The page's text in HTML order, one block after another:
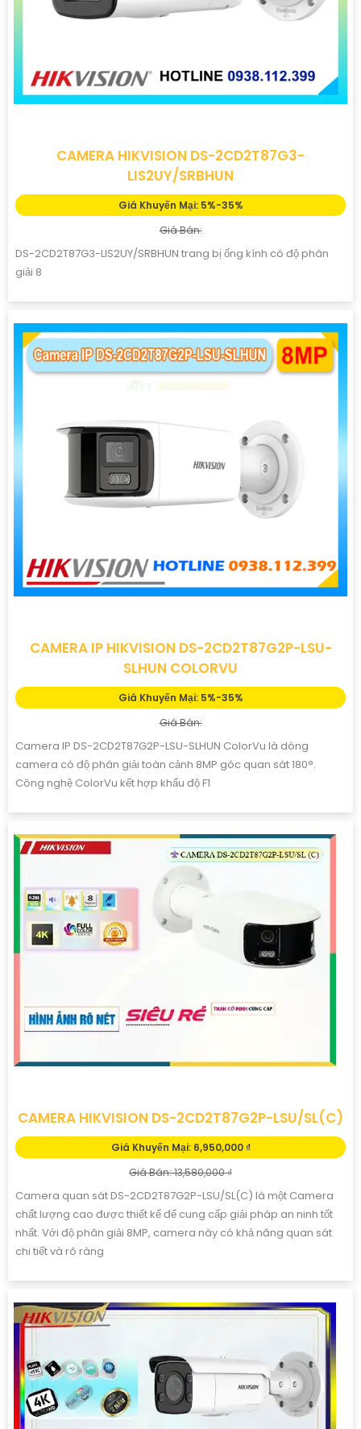
CAMERA HIKVISION DS-2CD2T87G3-
LIS2UY/SRBHUN
Giá Khuyến Mại: 5%-35%
Giá Bán:
DS-2CD2T87G3-LIS2UY/SRBHUN trang bị ống kính có độ phân
giải 8
CAMERA IP HIKVISION DS-2CD2T87G2P-LSU-
SLHUN COLORVU
Giá Khuyến Mại: 5%-35%
Giá Bán:
Camera IP DS-2CD2T87G2P-LSU-SLHUN ColorVu là dòng
camera có độ phân giải toàn cảnh 8MP góc quan sát 180°.
Công nghệ ColorVu kết hợp khẩu độ F1
CAMERA HIKVISION DS-2CD2T87G2P-LSU/SL(C)
Giá Khuyến Mại: 6,950,000 ₫
Giá Bán: 13,580,000 ₫
Camera quan sát DS-2CD2T87G2P-LSU/SL(C) là một Camera
chất lượng cao được thiết kế để cung cấp giải pháp an ninh tốt
nhất. Với độ phân giải 8MP, camera này có khả năng quan sát
chi tiết và rõ ràng